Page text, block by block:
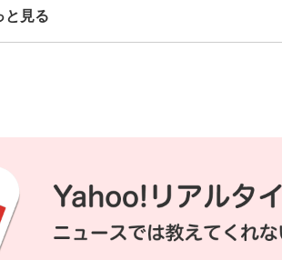
と見る